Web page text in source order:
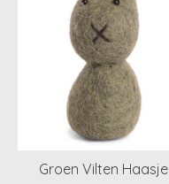
Groen Vilten Haasje